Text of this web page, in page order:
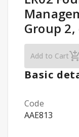
Group
Add to Cart
LR02
Basic
Code
AAE813